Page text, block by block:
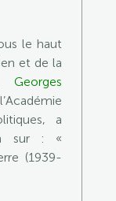
le haut
et de la
Georges
a
sur : «
(1939-